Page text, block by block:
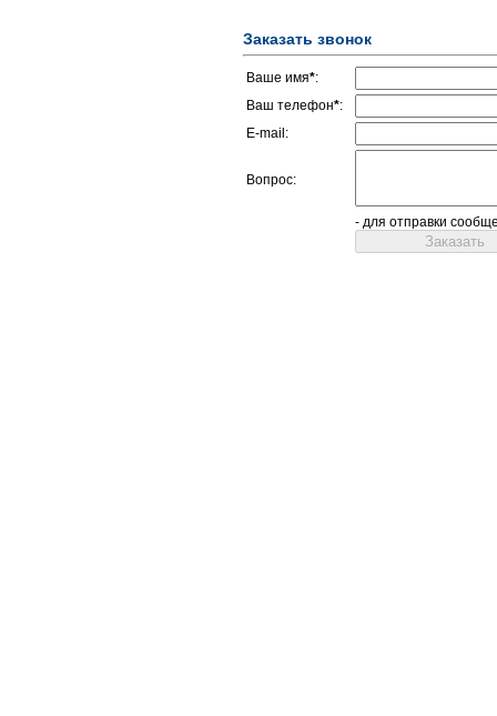
Заказать звонок
Ваше имя*:
Ваш телефон*:
E-mail:
Вопрос:
- для отправки